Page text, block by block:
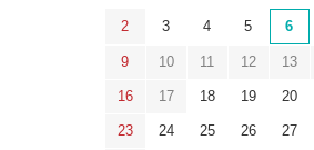
2 3 4 5 6
9 10 11 12 13
16 17 18 19 20
23 24 25 26 27